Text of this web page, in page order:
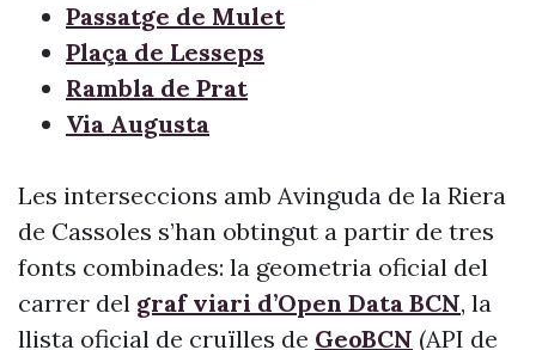
Passatge de Mulet
Plaça de Lesseps
Rambla de Prat
Via Augusta
Les interseccions amb Avinguda de la Riera
de Cassoles s’han obtingut a partir de tres
fonts combinades: la geometria oficial del
carrer del graf viari d’Open Data BCN, la
llista oficial de cruïlles de GeoBCN (API de